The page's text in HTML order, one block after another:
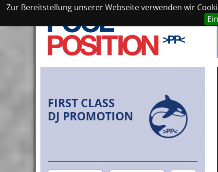
Zur Bereitstellung unserer Webseite verwenden wir
FIRST CLASS
DJ PROMOTION